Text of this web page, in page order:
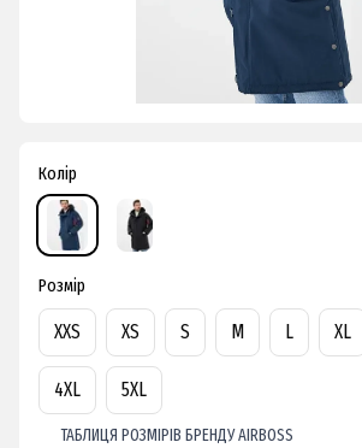
Колір
Розмір
XXS XS S M L XL
4XL 5XL
ТАБЛИЦЯ РОЗМІРІВ БРЕНДУ AIRBOSS